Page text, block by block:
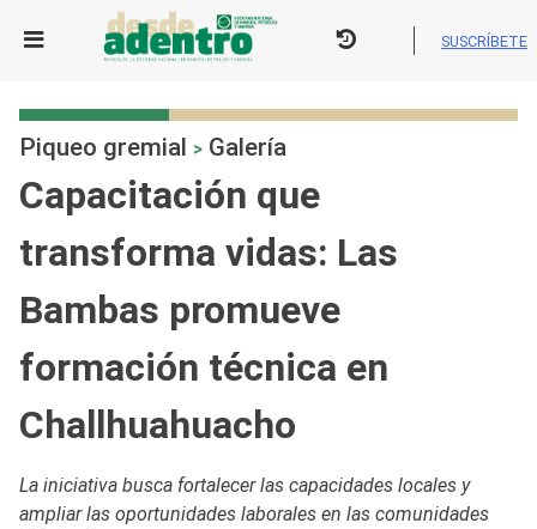
SUSCRÍBETE
Piqueo gremial > Galería
Capacitación que
transforma vidas: Las
Bambas promueve
formación técnica en
Challhuahuacho
La iniciativa busca fortalecer las capacidades locales y
ampliar las oportunidades laborales en las comunidades